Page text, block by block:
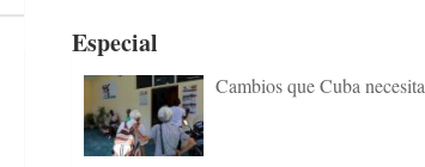
Especial
Cambios que Cuba necesita